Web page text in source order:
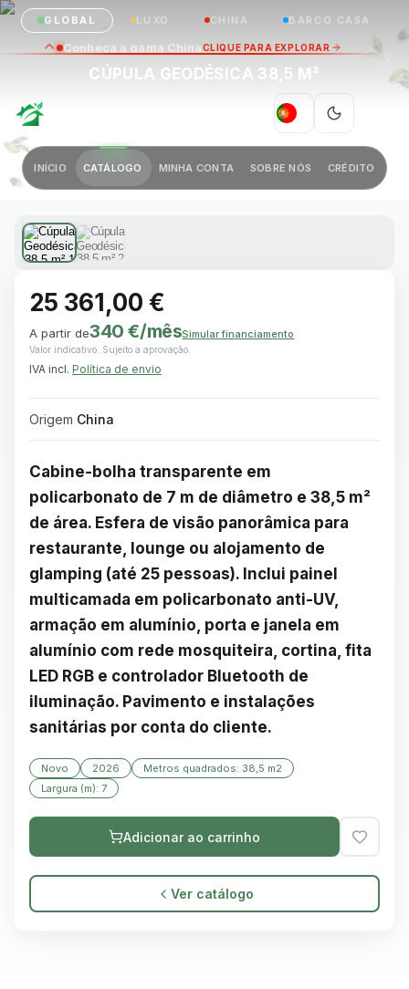
GLOBAL LUXO CHINA BARCO CASA
PT
INÍCIO CATÁLOGO MINHA CONTA SOBRE NÓS CRÉDITO
CÚPULA GEODÉSICA 38,5 M²
1 / 2
25 361,00 €
A partir de340 €/mêsSimular financiamento
Valor indicativo. Sujeito a aprovação.
IVA incl. Política de envio
Origem China
Cabine-bolha transparente em
policarbonato de 7 m de diâmetro e 38,5 m²
de área. Esfera de visão panorâmica para
restaurante, lounge ou alojamento de
glamping (até 25 pessoas). Inclui painel
multicamada em policarbonato anti-UV,
armação em alumínio, porta e janela em
alumínio com rede mosquiteira, cortina, fita
LED RGB e controlador Bluetooth de
iluminação. Pavimento e instalações
sanitárias por conta do cliente.
Novo 2026
Metros quadrados: 38,5 m2
Largura (m): 7
Adicionar ao carrinho
Ver catálogo
Conheça a gama ChinaCLIQUE PARA EXPLORAR